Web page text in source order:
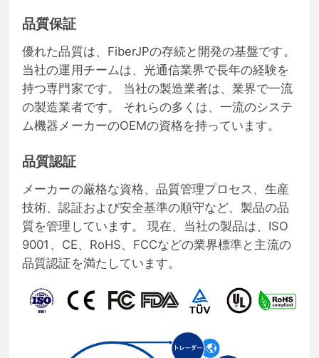
品質保証
優れた品質は、FiberJPの存続と開発の基盤です。
当社の運用チームは、光通信業界で長年の経験を
持つ専門家です。 当社の製造業者は、業界で一流
の製造業者です。 それらの多くは、一流のシステ
ム機器メーカーのOEMの資格を持っています。
品質認証
メーカーの厳格な資格、品質管理プロセス、生産
技術、認証および安全基準の順守など、製品の品
質を管理しています。 現在、当社の製品は、ISO
9001、CE、RoHS、FCCなどの業界標準と主流の
品質認証を満たしています。